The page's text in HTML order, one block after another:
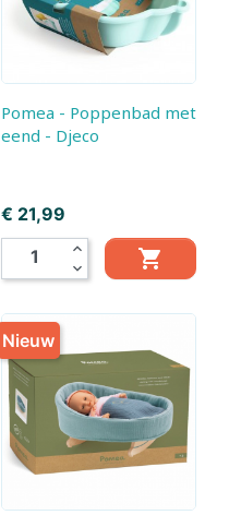
Pomea - Poppenbad met
eend - Djeco
Prijs
€ 21,99
expand_less
expand_more

Nieuw